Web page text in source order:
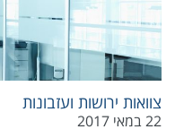
צוואות ירושות ועזבונות
22 במאי 2017